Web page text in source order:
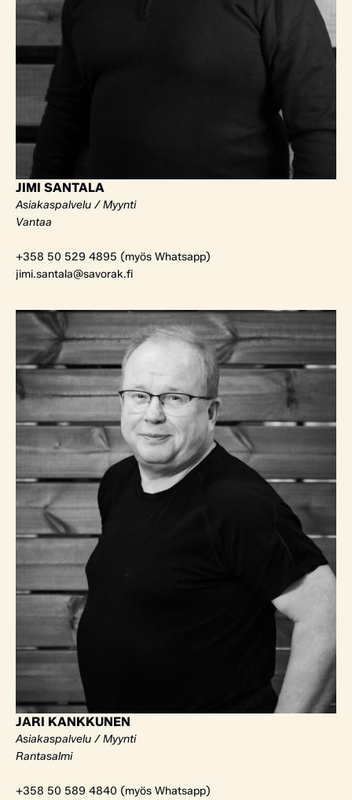
JIMI SANTALA
Asiakaspalvelu / Myynti
Vantaa
+358 50 529 4895 (myös Whatsapp)
jimi.santala@savorak.fi
JARI KANKKUNEN
Asiakaspalvelu / Myynti
Rantasalmi
+358 50 589 4840 (myös Whatsapp)